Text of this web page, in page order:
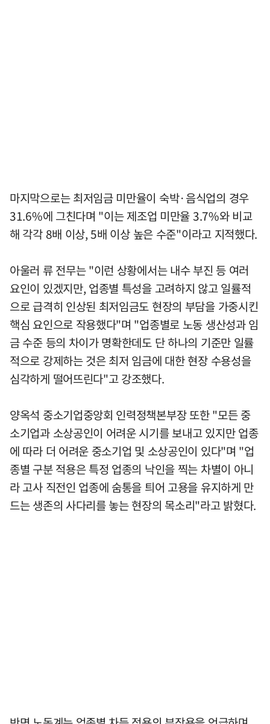
마지막으로는 최저임금 미만율이 숙박·음식업의 경우
31.6%에 그친다며 "이는 제조업 미만율 3.7%와 비교
해 각각 8배 이상, 5배 이상 높은 수준"이라고 지적했다.
아울러 류 전무는 "이런 상황에서는 내수 부진 등 여러
요인이 있겠지만, 업종별 특성을 고려하지 않고 일률적
으로 급격히 인상된 최저임금도 현장의 부담을 가중시킨
핵심 요인으로 작용했다"며 "업종별로 노동 생산성과 임
금 수준 등의 차이가 명확한데도 단 하나의 기준만 일률
적으로 강제하는 것은 최저 임금에 대한 현장 수용성을
심각하게 떨어뜨린다"고 강조했다.
양옥석 중소기업중앙회 인력정책본부장 또한 "모든 중
소기업과 소상공인이 어려운 시기를 보내고 있지만 업종
에 따라 더 어려운 중소기업 및 소상공인이 있다"며 "업
종별 구분 적용은 특정 업종의 낙인을 찍는 차별이 아니
라 고사 직전인 업종에 숨통을 틔어 고용을 유지하게 만
드는 생존의 사다리를 놓는 현장의 목소리"라고 밝혔다.